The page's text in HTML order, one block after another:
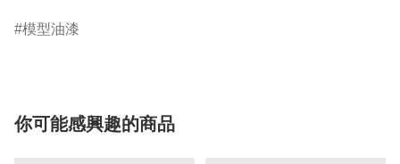
模型油漆
你可能感興趣的商品